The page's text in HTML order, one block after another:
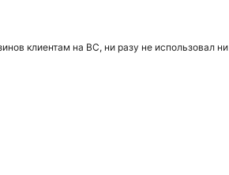
клиентам на ВС, ни разу не использовал ни